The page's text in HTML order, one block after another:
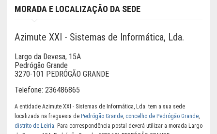
MORADA E LOCALIZAÇÃO DA SEDE
Azimute XXI - Sistemas de Informática, Lda.
Largo da Devesa, 15A
Pedrógão Grande
3270-101 PEDRÓGÃO GRANDE
Telefone: 236486865
A entidade Azimute XXI - Sistemas de Informática, Lda. tem a sua sede
localizada na freguesia de Pedrógão Grande, concelho de Pedrógão Grande,
distrito de Leiria. Para correspondência postal deverá utilizar a morada Largo